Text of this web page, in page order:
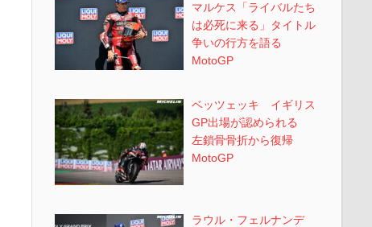
マルケス「ライバルたち
は必死に来る」タイトル
争いの行方を語る
MotoGP
ベッツェッキ イギリス
GP出場が認められる
左鎖骨骨折から復帰
MotoGP
ラウル・フェルナンデ